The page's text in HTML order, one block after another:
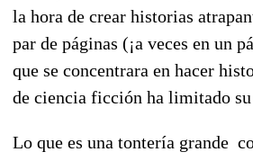
la hora de crear historias
par de páginas (¡a veces en un
que se concentrara en hacer
de ciencia ficción ha limitado
Lo que es una tontería grande